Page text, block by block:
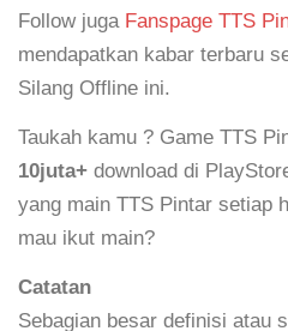
Follow juga Fanspage TTS
mendapatkan kabar terbaru
Silang Offline ini.
Taukah kamu ? Game TTS
10juta+ download di
yang main TTS Pintar setiap
mau ikut main?
Catatan
Sebagian besar definisi atau